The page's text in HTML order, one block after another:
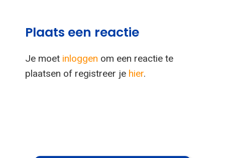
Plaats een reactie
Je moet inloggen om een reactie te
plaatsen of registreer je hier.